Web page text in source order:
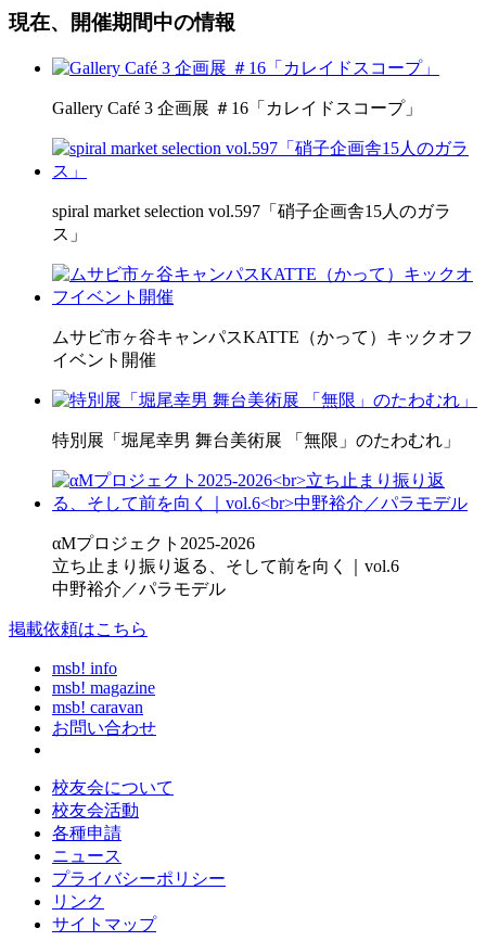
現在、開催期間中の情報
Gallery Café 3 企画展 ＃16「カレイドスコープ」
spiral market selection vol.597「硝子企画舎15人のガラ
ス」
ムサビ市ヶ谷キャンパスKATTE（かって）キックオフ
イベント開催
特別展「堀尾幸男 舞台美術展 「無限」のたわむれ」
αMプロジェクト2025-2026
立ち止まり振り返る、そして前を向く｜vol.6
中野裕介／パラモデル
掲載依頼はこちら
msb! info
msb! magazine
msb! caravan
お問い合わせ
校友会について
校友会活動
各種申請
ニュース
プライバシーポリシー
リンク
サイトマップ